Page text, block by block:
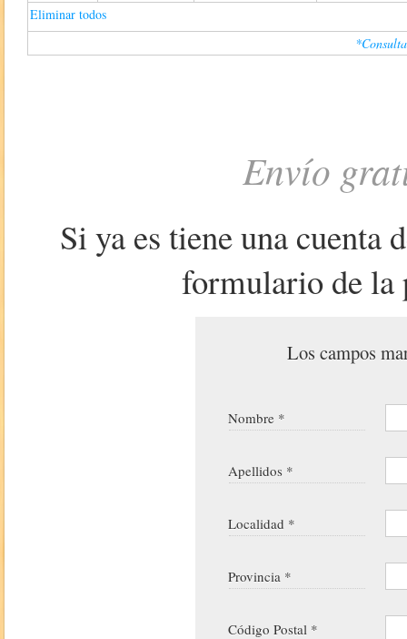
Eliminar todos
Envío
Si ya es tiene una cuenta
formulario de la
Los campos
Nombre *
Apellidos *
Localidad *
Provincia *
Código Postal *